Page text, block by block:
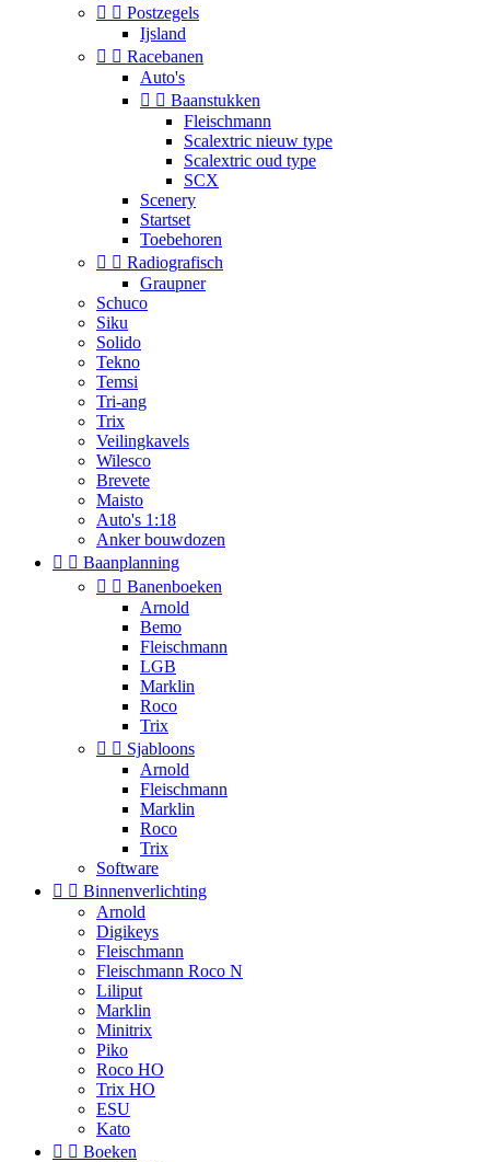
  Postzegels
Ijsland
  Racebanen
Auto's
  Baanstukken
Fleischmann
Scalextric nieuw type
Scalextric oud type
SCX
Scenery
Startset
Toebehoren
  Radiografisch
Graupner
Schuco
Siku
Solido
Tekno
Temsi
Tri-ang
Trix
Veilingkavels
Wilesco
Brevete
Maisto
Auto's 1:18
Anker bouwdozen
  Baanplanning
  Banenboeken
Arnold
Bemo
Fleischmann
LGB
Marklin
Roco
Trix
  Sjabloons
Arnold
Fleischmann
Marklin
Roco
Trix
Software
  Binnenverlichting
Arnold
Digikeys
Fleischmann
Fleischmann Roco N
Liliput
Marklin
Minitrix
Piko
Roco HO
Trix HO
ESU
Kato
  Boeken